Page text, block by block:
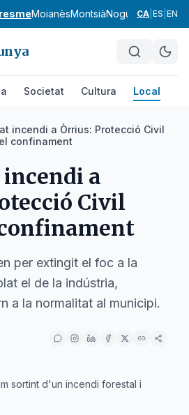
MoianèsMontsiàNogueraOsona
CA ES EN
Societat Cultura Local
incendi a Òrrius: Protecció Civil
confinament
a
Civil
per extingit el foc a la
el de la indústria,
a la normalitat al municipi.
sortint d'un incendi forestal i